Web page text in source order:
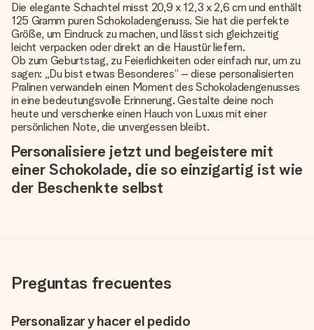
Die elegante Schachtel misst 20,9 x 12,3 x 2,6 cm und enthält
125 Gramm puren Schokoladengenuss. Sie hat die perfekte
Größe, um Eindruck zu machen, und lässt sich gleichzeitig
leicht verpacken oder direkt an die Haustür liefern.
Ob zum Geburtstag, zu Feierlichkeiten oder einfach nur, um zu
sagen: „Du bist etwas Besonderes“ – diese personalisierten
Pralinen verwandeln einen Moment des Schokoladengenusses
in eine bedeutungsvolle Erinnerung. Gestalte deine noch
heute und verschenke einen Hauch von Luxus mit einer
persönlichen Note, die unvergessen bleibt.
Personalisiere jetzt und begeistere mit
einer Schokolade, die so einzigartig ist wie
der Beschenkte selbst
Preguntas frecuentes
Personalizar y hacer el pedido